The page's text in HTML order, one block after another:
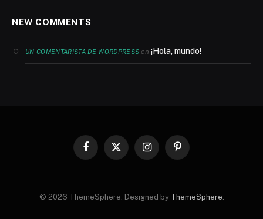
NEW COMMENTS
UN COMENTARISTA DE WORDPRESS en¡Hola, mundo!
Facebook
X
InstagramPinterest
© 2026 ThemeSphere. Designed by ThemeSphere.